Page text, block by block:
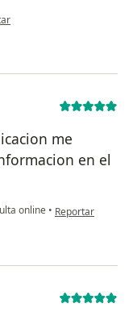
del usuario Mamá De
me
en el
online • en opinión del
Reportar